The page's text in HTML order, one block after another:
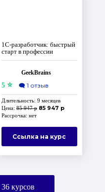
1C-разработчик: быстрый
старт в профессии
GeekBrains
5 ⭐ 🗨️ 1 отзыв
Длительность: 9 месяцев
Цена: 85 947 р 85 947 р
Рассрочка: нет
Ссылка на курс
36курсов